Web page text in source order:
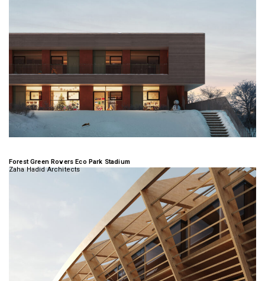
Forest Green Rovers Eco Park Stadium
Zaha Hadid Architects